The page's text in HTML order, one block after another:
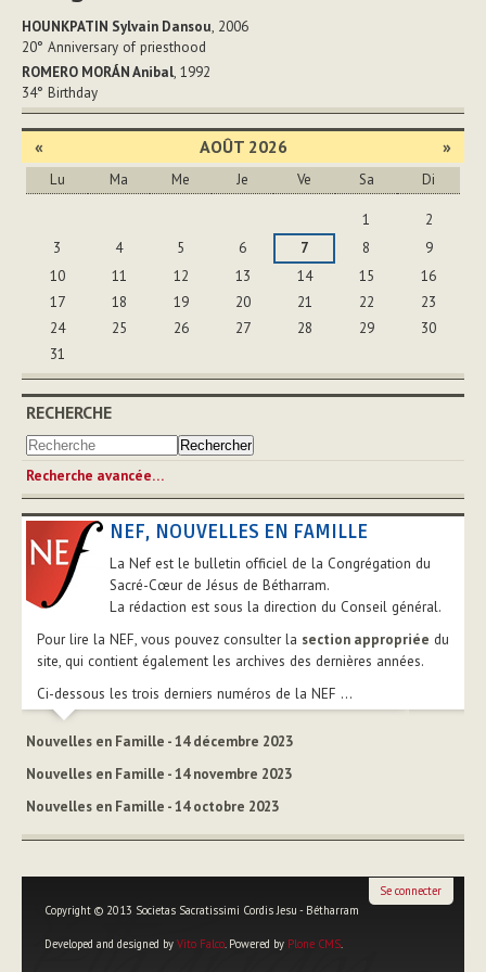
HOUNKPATIN Sylvain Dansou, 2006
20° Anniversary of priesthood
ROMERO MORÁN Anibal, 1992
34° Birthday
« AOÛT 2026 »
Lu Ma Me Je Ve Sa Di
1
2
3
4 5 6 7 8
9
10
11 12 13 14 15
16
17
18 19 20 21 22
23
24
25 26 27 28 29
30
31
RECHERCHE
Recherche avancée…
NEF, NOUVELLES EN FAMILLE
La Nef est le bulletin officiel de la Congrégation du
Sacré-Cœur de Jésus de Bétharram.
La rédaction est sous la direction du Conseil général.
Pour lire la NEF, vous pouvez consulter la section appropriée du
site, qui contient également les archives des dernières années.
Ci-dessous les trois derniers numéros de la NEF ...
Nouvelles en Famille - 14 décembre 2023
Nouvelles en Famille - 14 novembre 2023
Nouvelles en Famille - 14 octobre 2023
Copyright © 2013 Societas Sacratissimi Cordis Jesu - Bétharram
Developed and designed by Vito Falco. Powered by Plone CMS.
Se connecter